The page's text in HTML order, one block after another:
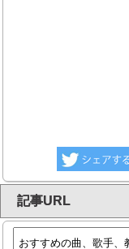
記事URL